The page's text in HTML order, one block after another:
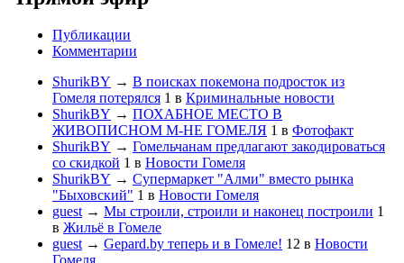
Публикации
Комментарии
ShurikBY → В поисках покемона подросток из
Гомеля потерялся 1 в Криминальные новости
ShurikBY → ПОХАБНОЕ МЕСТО В
ЖИВОПИСНОМ М-НЕ ГОМЕЛЯ 1 в Фотофакт
ShurikBY → Гомельчанам предлагают закодироваться
со скидкой 1 в Новости Гомеля
ShurikBY → Супермаркет "Алми" вместо рынка
"Быховский" 1 в Новости Гомеля
guest→ Мы строили, строили и наконец построили 1
в Жильё в Гомеле
guest→ Gepard.by теперь и в Гомеле! 12 в Новости